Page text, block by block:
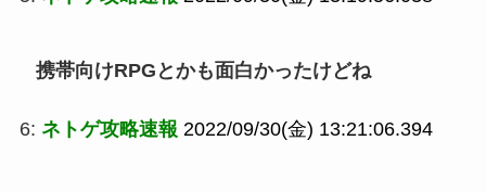
携帯向けRPGとかも面白かったけどね
6: ネトゲ攻略速報 2022/09/30(金) 13:21:06.394